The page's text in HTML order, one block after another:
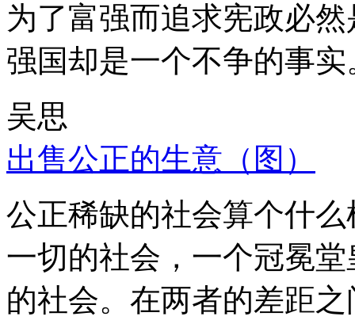
为了富强而追求宪政必
强国却是一个不争的事实
吴思
出售公正的生意（图）
公正稀缺的社会算个什
一切的社会，一个冠冕
的社会。在两者的差距